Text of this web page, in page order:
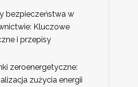
bezpieczeństwa w
Kluczowe
i przepisy
zeroenergetyczne:
zużycia energii